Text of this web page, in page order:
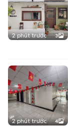
2 phút trước 3
2 phút trước 4